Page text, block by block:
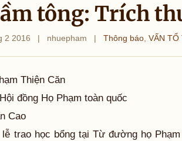
tông: Trích
2 2016 | nhuepham | Thông báo VẤN TỔ
Thiện Căn
đồng Họ Phạm toàn quốc
Cao
trao học bổng tại Từ đường họ